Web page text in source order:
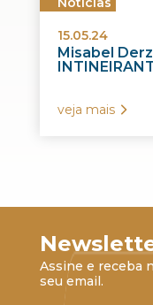
15.05.24
Misabel
veja mais
Assine e receba
seu email.